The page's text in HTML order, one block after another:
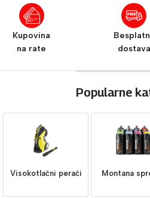
Kupovina
na rate
dostava
Popularne
Visokotlačni perači Montana